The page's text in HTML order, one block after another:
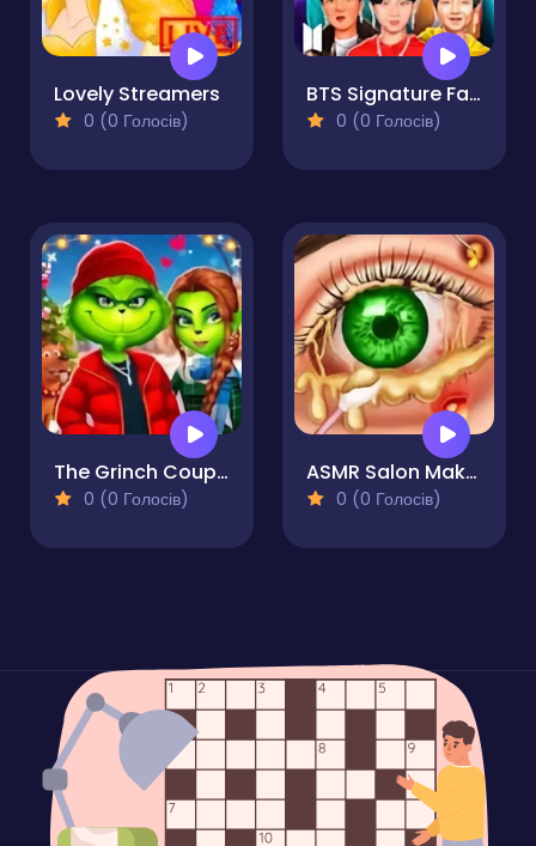
Lovely Streamers
0 (0 Голосів)
BTS Signature Fashion Style
0 (0 Голосів)
The Grinch Couple Holiday Dress Up
0 (0 Голосів)
ASMR Salon Makeover
0 (0 Голосів)